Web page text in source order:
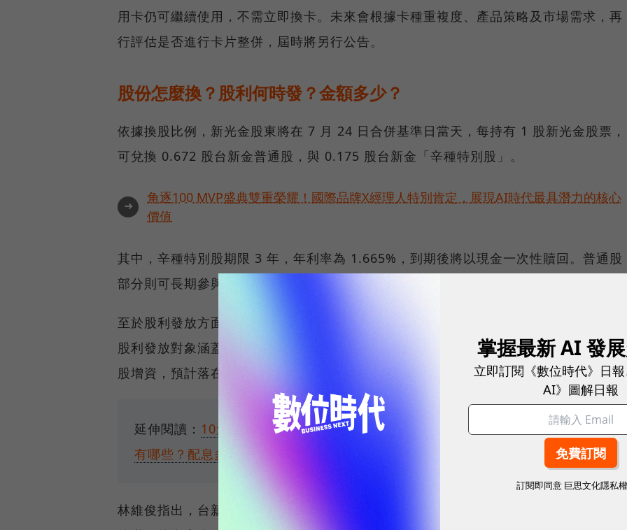
用卡仍可繼續使用，不需立即換卡。未來會根據卡種重複度、產品策略及市場需求，再
行評估是否進行卡片整併，屆時將另行公告。
股份怎麼換？股利何時發？金額多少？
依據換股比例，新光金股東將在 7 月 24 日合併基準日當天，每持有 1 股新光金股票，
可兌換 0.672 股台新金普通股，與 0.175 股台新金「辛種特別股」。
➜
角逐100 MVP盛典雙重榮耀！國際品牌X經理人特別肯定，展現AI時代最具潛力的核心
價值
其中，辛種特別股期限 3 年，年利率為 1.665%，到期後將以現金一次性贖回。普通股
部分則可長期參與台新新光金控的經營成果。
至於股利發放方面，由於台新金與新光金皆在取得核准函後才召開董事會，因此本年度
股利發放對象涵蓋雙方現有股東。特別股股利預計於 7 月份發放，普通股股利因涉及新
股增資，預計落在 8 至 9 月。
延伸閱讀： 10元就能入手！台灣首檔主動式ETF懶人包：00980A怎麼買？成分股
有哪些？配息多少？
林維俊指出，台新金 2024 年每股盈餘（EPS）為 1.39 元，未分配盈餘達 90 億元，扣
掌握最新 AI 發
立即訂閱《數位時代》日
AI》圖解日報
訂閱即同意 巨思文化隱私